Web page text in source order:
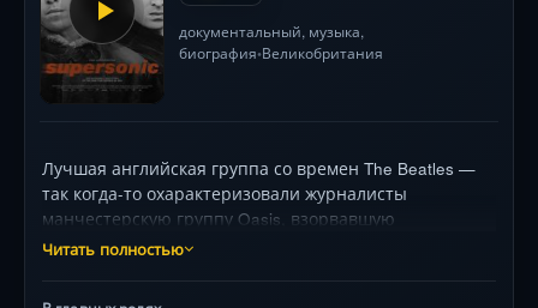
документальный, музыка,
биография•Великобритания
Лучшая английская группа со времен The Beatles —
так когда-то охарактеризовали журналисты
манчестерскую группу Oasis, взорвавшую
музыкальные чарты своим первым же синглом.Oasis
Читать полностью